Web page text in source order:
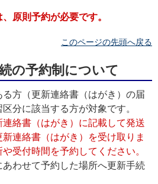
原則予約が必要です。
このページの先頭へ戻る
の予約制について
方（更新連絡書（はがき）の届
分に該当する方が対象です。
絡書（はがき）に記載して発送
新連絡書（はがき）を受け取りま
受付時間を予約してください。
わせて予約した場所へ更新手続